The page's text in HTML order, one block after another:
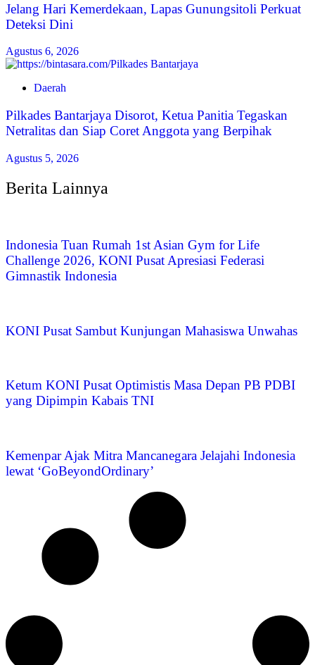
Jelang Hari Kemerdekaan, Lapas Gunungsitoli Perkuat
Deteksi Dini
Agustus 6, 2026
Daerah
Pilkades Bantarjaya Disorot, Ketua Panitia Tegaskan
Netralitas dan Siap Coret Anggota yang Berpihak
Agustus 5, 2026
Berita Lainnya
Indonesia Tuan Rumah 1st Asian Gym for Life
Challenge 2026, KONI Pusat Apresiasi Federasi
Gimnastik Indonesia
KONI Pusat Sambut Kunjungan Mahasiswa Unwahas
Ketum KONI Pusat Optimistis Masa Depan PB PDBI
yang Dipimpin Kabais TNI
Kemenpar Ajak Mitra Mancanegara Jelajahi Indonesia
lewat ‘GoBeyondOrdinary’